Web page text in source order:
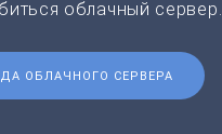
облачный сервер.
ОБЛАЧНОГО СЕРВЕРА